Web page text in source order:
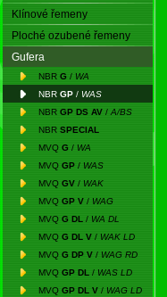
Klínové řemeny
Ploché ozubené řemeny
Gufera
NBR G / WA
NBR GP / WAS
NBR GP DS AV / A/BS
NBR SPECIAL
MVQ G / WA
MVQ GP / WAS
MVQ GV / WAK
MVQ GP V / WAG
MVQ G DL / WA DL
MVQ G DL V / WAK LD
MVQ G DP V / WAG RD
MVQ GP DL / WAS LD
MVQ GP DL V / WAG LD